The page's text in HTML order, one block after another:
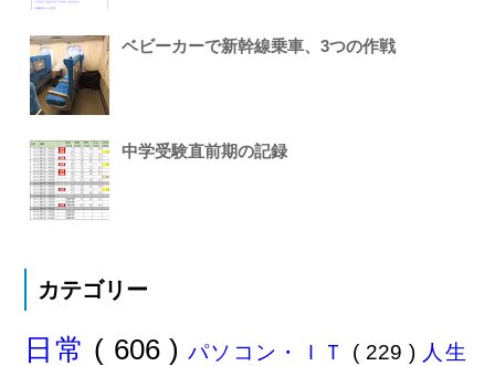
ベビーカーで新幹線乗車、3つの作戦
中学受験直前期の記録
カテゴリー
日常 ( 606 )パソコン・ＩＴ ( 229 ) 人生